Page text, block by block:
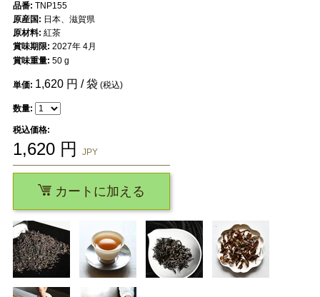
品番: TNP155
原産国: 日本、滋賀県
原材料: 紅茶
賞味期限: 2027年 4月
賞味重量: 50 g
単価: 1,620円 / 袋 (税込)
数量:
税込価格:
1,620円 JPY
カートに加える